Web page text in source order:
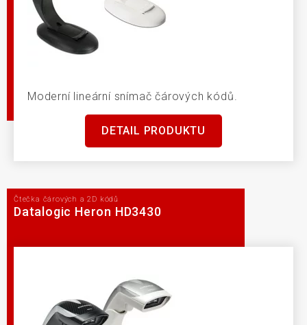
Moderní lineární snímač čárových kódů.
DETAIL PRODUKTU
Čtečka čárových a 2D kódů
Datalogic Heron HD3430